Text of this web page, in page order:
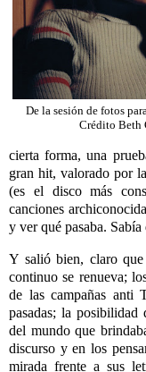
De la sesión de fotos
Crédito Beth
cierta forma, una
gran hit, valorado por
(es el disco más
canciones
y ver qué pasaba.
Y salió bien, claro
continuo se renueva;
de las campañas anti
pasadas; la posibilidad
del mundo que
discurso y en los
mirada frente a sus